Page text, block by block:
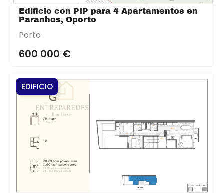
Edificio con PIP para 4 Apartamentos en
Paranhos, Oporto
Porto
600 000 €
EDIFICIO